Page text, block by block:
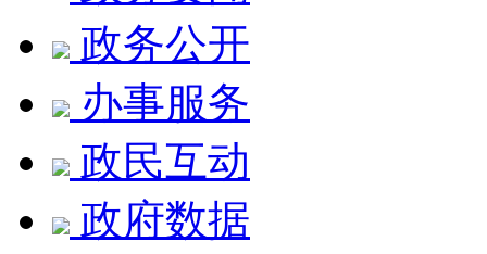
政务公开
办事服务
政民互动
政府数据